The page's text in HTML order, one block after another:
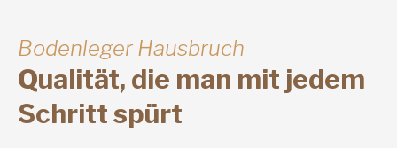
Bodenleger Hausbruch
Qualität, die man mit jedem
Schritt spürt